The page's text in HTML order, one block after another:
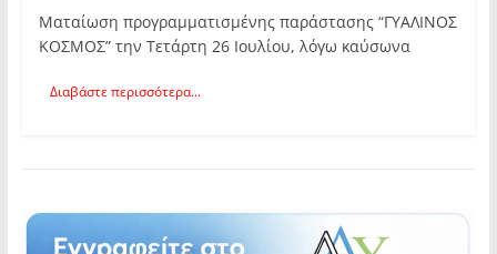
Ματαίωση προγραμματισμένης παράστασης “ΓΥΑΛΙΝΟΣ
ΚΟΣΜΟΣ” την Τετάρτη 26 Ιουλίου, λόγω καύσωνα
Διαβάστε περισσότερα...